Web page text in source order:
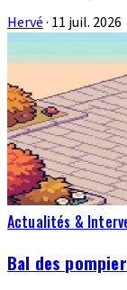
Hervé· 11 juil. 2026
Actualités &
Bal des